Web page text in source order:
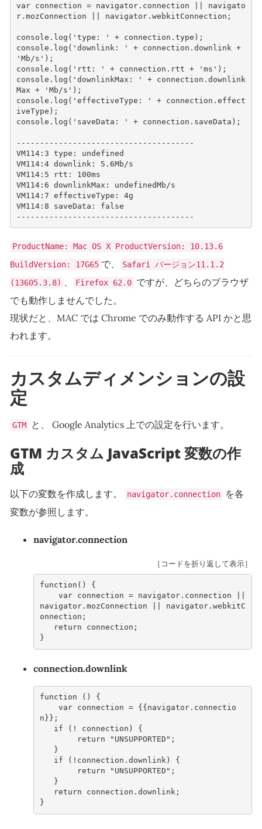
var connection = navigator.connection || navigato
r.mozConnection || navigator.webkitConnection;
console.log('type: ' + connection.type);
console.log('downlink: ' + connection.downlink +
'Mb/s');
console.log('rtt: ' + connection.rtt + 'ms');
console.log('downlinkMax: ' + connection.downlink
Max + 'Mb/s');
console.log('effectiveType: ' + connection.effect
iveType);
console.log('saveData: ' + connection.saveData);
--------------------------------------
VM114:3 type: undefined
VM114:4 downlink: 5.6Mb/s
VM114:5 rtt: 100ms
VM114:6 downlinkMax: undefinedMb/s
VM114:7 effectiveType: 4g
VM114:8 saveData: false
ProductName: Mac OS X ProductVersion: 10.13.6
BuildVersion: 17G65 で、
Safari バージョン11.1.2
(13605.3.8) 、 Firefox 62.0 ですが、どちらのブラウザ
でも動作しませんでした。
現状だと、MAC では Chrome でのみ動作する API かと思
われます。
カスタムディメンションの設
定
GTM と、 Google Analytics 上での設定を行います。
GTM カスタム JavaScript 変数の作
成
以下の変数を作成します。 navigator.connection
を各
変数が参照します。
navigator.connection
［コードを折り返して表示］
function ()
{
var
connection = navigator. connection
navigator. mozConnection navigator. webkitC
onnection ;
return
connection ;
}
connection.downlink
function ()
{
var
connection = {{ navigator. connectio
n }};
if
( ! connection )
{
return
"UNSUPPORTED" ;
}
if
( ! connection . downlink)
{
return
"UNSUPPORTED" ;
}
return
connection . downlink;
}